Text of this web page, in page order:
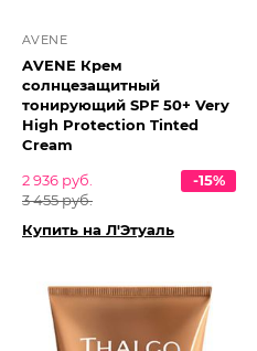
AVENE
AVENE Крем
солнцезащитный
тонирующий SPF 50+ Very
High Protection Tinted
Cream
2 936 руб.
3 455 руб.
-15%
Купить на Л'Этуаль